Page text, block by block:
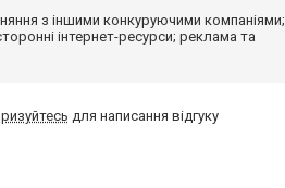
з іншими конкуруючими компаніями;
інтернет-ресурси; реклама та
для написання відгуку